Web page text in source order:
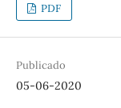
PDF
Publicado
05-06-2020